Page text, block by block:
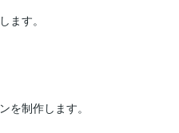
す。
制作します。